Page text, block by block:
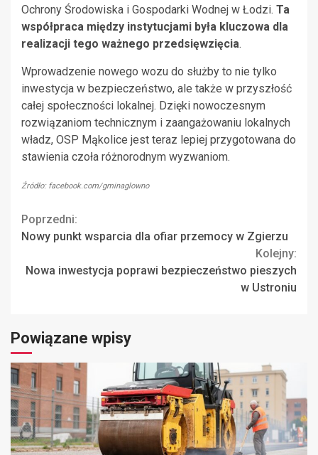
Ochrony Środowiska i Gospodarki Wodnej w Łodzi. Ta
współpraca między instytucjami była kluczowa dla
realizacji tego ważnego przedsięwzięcia.
Wprowadzenie nowego wozu do służby to nie tylko
inwestycja w bezpieczeństwo, ale także w przyszłość
całej społeczności lokalnej. Dzięki nowoczesnym
rozwiązaniom technicznym i zaangażowaniu lokalnych
władz, OSP Mąkolice jest teraz lepiej przygotowana do
stawienia czoła różnorodnym wyzwaniom.
Źródło: facebook.com/gminaglowno
Continue
Poprzedni:
Nowy punkt wsparcia dla ofiar przemocy w Zgierzu
Kolejny:
Nowa inwestycja poprawi bezpieczeństwo pieszych
w Ustroniu
Powiązane wpisy